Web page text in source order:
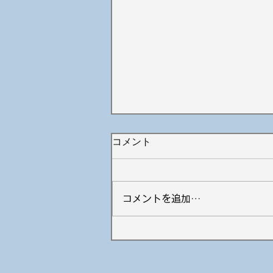
コメント
コメントを追加…